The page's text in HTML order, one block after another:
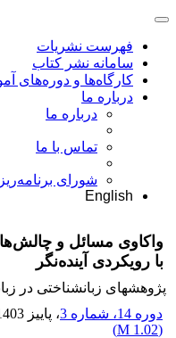
فهرست نشریات
سامانه نشر کتاب
کارگاه‌ها و دوره‌های
درباره ما
درباره ما
تماس با ما
شورای
English
واکاوی مسائل و
با رویکردی آینده‌نگر
پژوهشهای زبانشناختی در
دوره 14، شماره 3
، پاییز 1403
(
1.02 M
)